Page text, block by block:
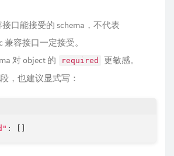
接口能接受的 schema，不代表
兼容接口一定接受。
对 object 的
required
更敏感。
，也建议显式写：